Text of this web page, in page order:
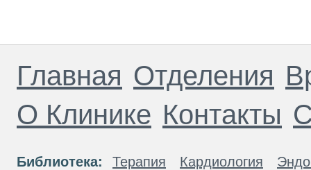
Главная Отделения
О Клинике Контакты
Библиотека: Терапия Кардиология